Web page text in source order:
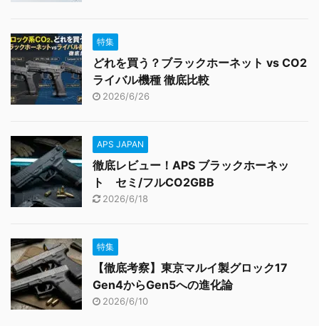
特集
どれを買う？ブラックホーネット vs CO2
ライバル機種 徹底比較
2026/6/26
APS JAPAN
徹底レビュー！APS ブラックホーネッ
ト セミ/フルCO2GBB
2026/6/18
特集
【徹底考察】東京マルイ製グロック17
Gen4からGen5への進化論
2026/6/10